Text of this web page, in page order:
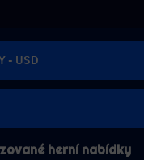
- USD
herní nabídky